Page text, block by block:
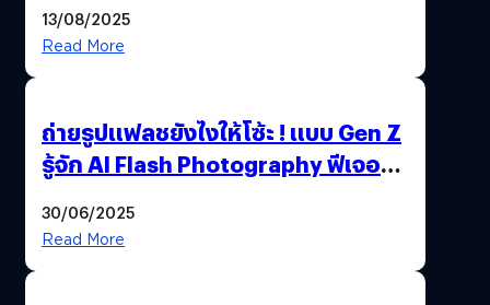
13/08/2025
Read More
ถ่ายรูปแฟลชยังไงให้โซ้ะ ! แบบ Gen Z
รู้จัก AI Flash Photography ฟีเจอร์
30/06/2025
Read More